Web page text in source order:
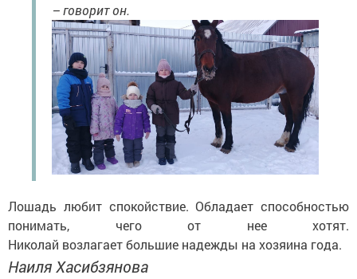
– говорит он.
Лошадь любит спокойствие. Обладает способностью
понимать, чего от нее хотят.
Николай возлагает большие надежды на хозяина года.
Наиля Хасибзянова